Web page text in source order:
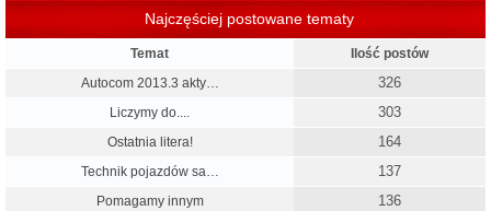
Najczęściej postowane tematy
Temat
Ilość postów
Autocom 2013.3 akty…
326
Liczymy do.... 303
Ostatnia litera! 164
Technik pojazdów sa… 137
Pomagamy innym 136